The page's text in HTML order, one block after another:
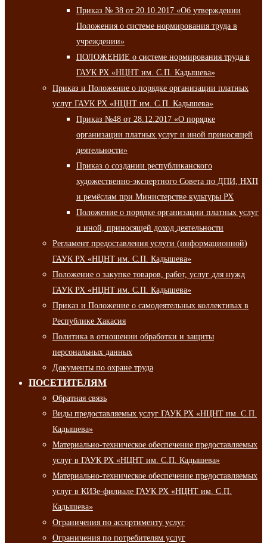
Приказ № 38 от 20.10.2017 «Об утверждении
Положения о системе нормирования труда в
учреждении»
ПОЛОЖЕНИЕ о системе нормирования труда в
ГАУК РХ «НЦНТ им. С.П. Кадышева»
Приказ и Положение о порядке организации платных
услуг ГАУК РХ «НЦНТ им. С.П. Кадышева»
Приказ №48 от 28.12.2017 «О порядке
организации платных услуг и иной приносящей
деятельности»
Приказ о создании республиканского
художественно-экспертного Совета по ДПИ, НХП
и ремёслам при Министерстве культуры РХ
Положение о порядке организации платных услуг
и иной, приносящей доход деятельности
Регламент предоставления услуги (информационной)
ГАУК РХ «НЦНТ им. С.П. Кадышева»
Положение о закупке товаров, работ, услуг для нужд
ГАУК РХ «НЦНТ им. С.П. Кадышева»
Приказ и Положение о самодеятельных коллективах в
Республике Хакасия
Политика в отношении обработки и защиты
персональных данных
Документы по охране труда
ПОСЕТИТЕЛЯМ
Обратная связь
Виды предоставляемых услуг ГАУК РХ «НЦНТ им. С.П.
Кадышева»
Материально-техническое обеспечение предоставляемых
услуг в ГАУК РХ «НЦНТ им. С.П. Кадышева»
Материально-техническое обеспечение предоставляемых
услуг в КИЗе-филиале ГАУК РХ «НЦНТ им. С.П.
Кадышева»
Ограничения по ассортименту услуг
Ограничения по потребителям услуг